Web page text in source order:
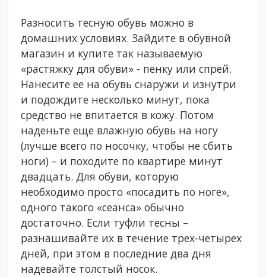
Разносить тесную обувь можно в
домашних условиях. Зайдите в обувной
магазин и купите так называемую
«растяжку для обуви» - пенку или спрей.
Нанесите ее на обувь снаружи и изнутри
и подождите несколько минут, пока
средство не впитается в кожу. Потом
наденьте еще влажную обувь на ногу
(лучше всего по носочку, чтобы не сбить
ноги) – и походите по квартире минут
двадцать. Для обуви, которую
необходимо просто «посадить по ноге»,
одного такого «сеанса» обычно
достаточно. Если туфли тесны –
разнашивайте их в течение трех-четырех
дней, при этом в последние два дня
надевайте толстый носок.